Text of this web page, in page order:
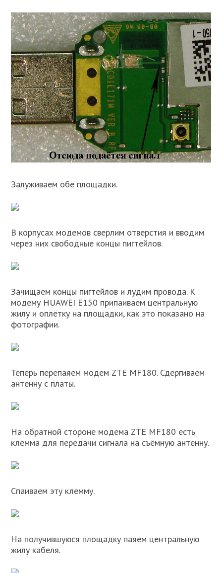
Залуживаем обе площадки.
В корпусах модемов сверлим отверстия и вводим
через них свободные концы пигтейлов.
Зачищаем концы пигтейлов и лудим провода. К
модему HUAWEI E150 припаиваем центральную
жилу и оплётку на площадки, как это показано на
фотографии.
Теперь перепаяем модем ZTE MF180. Сдёргиваем
антенну с платы.
На обратной стороне модема ZTE MF180 есть
клемма для передачи сигнала на съёмную антенну.
Спаиваем эту клемму.
На получившуюся площадку паяем центральную
жилу кабеля.